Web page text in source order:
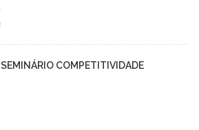
COMPETITIVIDADE